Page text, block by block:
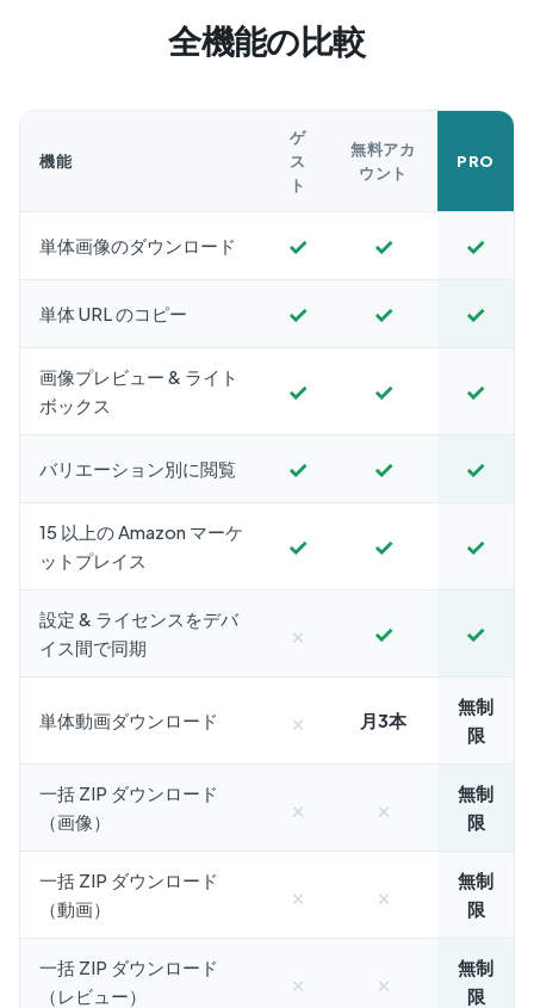
全機能の比較
機能
ゲ
ス
ト
無料アカ
ウント
PRO
単体画像のダウンロード ✓ ✓ ✓
単体 URL のコピー ✓ ✓ ✓
画像プレビュー & ライト
ボックス
✓ ✓ ✓
バリエーション別に閲覧 ✓ ✓ ✓
15 以上の Amazon マーケ
ットプレイス
✓ ✓ ✓
設定 & ライセンスをデバ
イス間で同期
× ✓ ✓
単体動画ダウンロード × 月3本
無制
限
一括 ZIP ダウンロード
（画像）
× ×
無制
限
一括 ZIP ダウンロード
（動画）
× ×
無制
限
一括 ZIP ダウンロード
（レビュー）
× ×
無制
限